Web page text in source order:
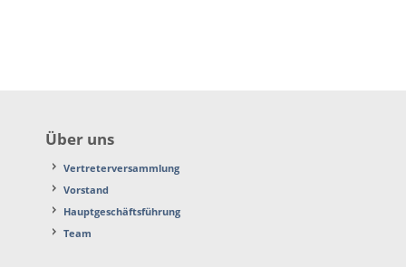
Über uns
Vertreterversammlung
Vorstand
Hauptgeschäftsführung
Team